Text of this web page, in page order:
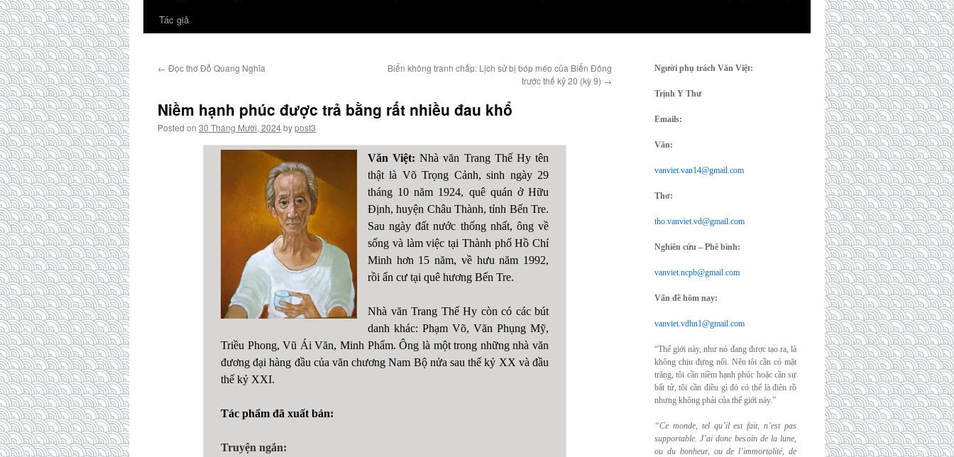
Tác giả
← Đọc thơ Đỗ Quang Nghĩa
Biển không tranh chấp: Lịch sử bị bóp méo của Biển Đông
trước thế kỷ 20 (kỳ 9) →
Niềm hạnh phúc được trả bằng rất nhiều đau khổ
Posted on 30 Tháng Mười, 2024bypost3
Văn Việt:Nhà văn Trang Thế Hy tên
thật là Võ Trọng Cảnh, sinh ngày 29
tháng 10 năm 1924, quê quán ở Hữu
Định, huyện Châu Thành, tỉnh Bến Tre.
Sau ngày đất nước thống nhất, ông về
sống và làm việc tại Thành phố Hồ Chí
Minh hơn 15 năm, về hưu năm 1992,
rồi ẩn cư tại quê hương Bến Tre.
Nhà văn Trang Thế Hy còn có các bút
danh khác: Phạm Võ, Văn Phụng Mỹ,
Triều Phong, Vũ Ái Văn, Minh Phẩm. Ông là một trong những nhà văn
đương đại hàng đầu của văn chương Nam Bộ nửa sau thế kỷ XX và đầu
thế kỷ XXI.
Tác phẩm đã xuất bản:
Truyện ngắn:
Người phụ trách Văn Việt:
Trịnh Y Thư
Emails:
Văn:
vanviet.van14@gmail.com
Thơ:
tho.vanviet.vd@gmail.com
Nghiên cứu – Phê bình:
vanviet.ncpb@gmail.com
Vấn đề hôm nay:
vanviet.vdhn1@gmail.com
“Thế giới này, như nó đang được tạo ra, là
không chịu đựng nổi. Nên tôi cần có mặt
trăng, tôi cần niềm hạnh phúc hoặc cần sự
bất tử, tôi cần điều gì đó có thể là điên rồ
nhưng không phải của thế giới này.”
“Ce monde, tel qu’il est fait, n’est pas
supportable. J’ai donc besoin de la lune,
ou du bonheur, ou de l’immortalité, de